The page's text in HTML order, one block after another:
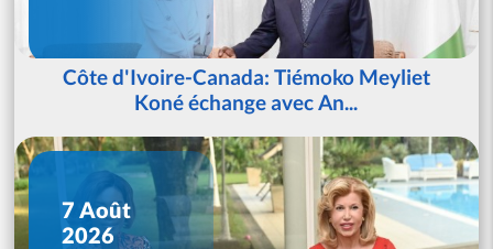
Côte d'Ivoire-Canada: Tiémoko Meyliet
Koné échange avec An...
7 Août
2026